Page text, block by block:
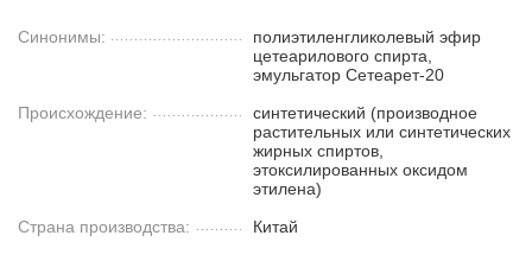
Синонимы:
полиэтиленгликолевый эфир
цетеарилового спирта,
эмульгатор Сетеарет-20
Происхождение:
синтетический (производное
растительных или синтетических
жирных спиртов,
этоксилированных оксидом
этилена)
Страна производства:
Китай